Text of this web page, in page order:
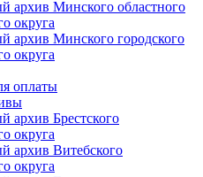
архив Минского областного
округа
архив Минского городского
округа
оплаты
архив Брестского
округа
архив Витебского
округа